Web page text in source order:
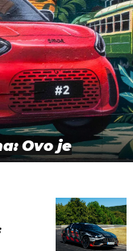
Ovo je